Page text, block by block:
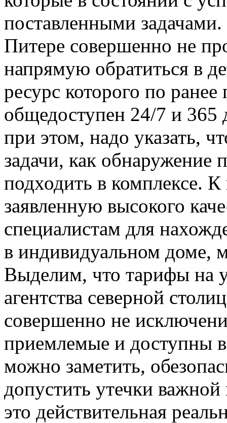
поставленными
Питере совершенно не
напрямую обратиться в
ресурс которого по
общедоступен 24/7 и 365
при этом, надо указать,
задачи, как обнаружение
подходить в комплексе.
заявленную высокого
специалистам для
в индивидуальном доме,
Выделим, что тарифы на
агентства северной
совершенно не
приемлемые и доступны
можно заметить,
допустить утечки
это действительная